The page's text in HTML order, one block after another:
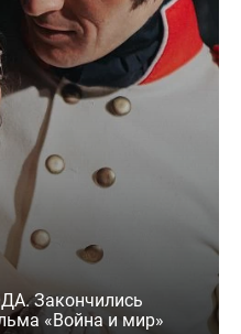
Закончились
«Война и мир»